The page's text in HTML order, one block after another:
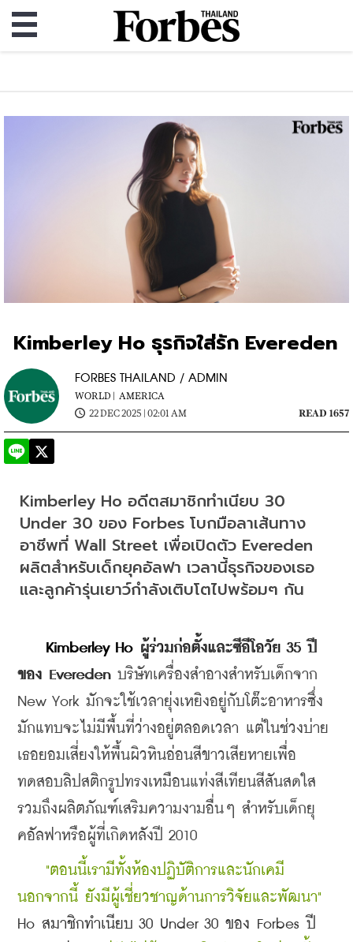
Kimberley Ho ธุรกิจใส่รัก Evereden
FORBES THAILAND / ADMIN
WORLD | AMERICA
22 DEC 2025 | 02:01 AM
READ 1657
Kimberley Ho อดีตสมาชิกทำเนียบ 30
Under 30 ของ Forbes โบกมือลาเส้นทาง
อาชีพที่ Wall Street เพื่อเปิดตัว Evereden
ผลิตสำหรับเด็กยุคอัลฟา เวลานี้ธุรกิจของเธอ
และลูกค้ารุ่นเยาว์กำลังเติบโตไปพร้อมๆ กัน
Kimberley Ho ผู้ร่วมก่อตั้งและซีอีโอวัย 35 ปี
ของ Evereden บริษัทเครื่องสำอางสำหรับเด็กจาก
New York มักจะใช้เวลายุ่งเหยิงอยู่กับ โต๊ะอาหารซึ่ง
มักแทบจะไม่มีพื้นที่ว่างอยู่ตลอดเวลา แต่ในช่วงบ่าย
เธอยอมเสี่ยงให้พื้นผิวหินอ่อนสีขาวเสียหายเพื่อ
ทดสอบลิปสติกรูปทรงเหมือนแท่งสีเทียนสีสันสดใส
รวมถึงผลิตภัณฑ์เสริมความงามอื่นๆ สำหรับเด็กยุ
คอัลฟาหรือผู้ที่เกิดหลังปี 2010
"ตอนนี้เรามีทั้งห้องปฏิบัติการและนักเคมี
นอกจากนี้ ยังมีผู้เชี่ยวชาญด้านการวิจัยและพัฒนา"
Ho สมาชิกทำเนียบ 30 Under 30 ของ Forbes ปี